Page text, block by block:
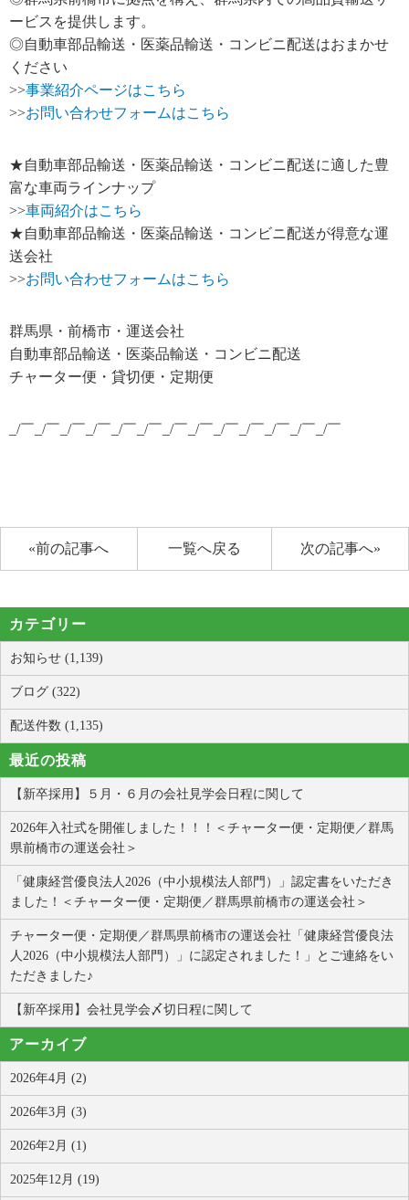
ービスを提供します。
◎自動車部品輸送・医薬品輸送・コンビニ配送はおまかせ
ください
>>事業紹介ページはこちら
>>お問い合わせフォームはこちら
★自動車部品輸送・医薬品輸送・コンビニ配送に適した豊
富な車両ラインナップ
>>車両紹介はこちら
★自動車部品輸送・医薬品輸送・コンビニ配送が得意な運
送会社
>>お問い合わせフォームはこちら
群馬県・前橋市・運送会社
自動車部品輸送・医薬品輸送・コンビニ配送
チャーター便・貸切便・定期便
_/￣_/￣_/￣_/￣_/￣_/￣_/￣_/￣_/￣_/￣_/￣_/￣_/￣
«前の記事へ 次の記事へ»
一覧へ戻る
カテゴリー
お知らせ (1,139)
ブログ (322)
配送件数 (1,135)
最近の投稿
【新卒採用】５月・６月の会社見学会日程に関して
2026年入社式を開催しました！！！＜チャーター便・定期便／群馬
県前橋市の運送会社＞
「健康経営優良法人2026（中小規模法人部門）」認定書をいただき
ました！＜チャーター便・定期便／群馬県前橋市の運送会社＞
チャーター便・定期便／群馬県前橋市の運送会社「健康経営優良法
人2026（中小規模法人部門）」に認定されました！」とご連絡をい
ただきました♪
【新卒採用】会社見学会〆切日程に関して
アーカイブ
2026年4月 (2)
2026年3月 (3)
2026年2月 (1)
2025年12月 (19)